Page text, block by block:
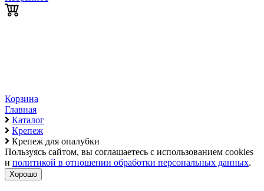
Корзина
Главная
Каталог
Крепеж
Крепеж для опалубки
Пользуясь сайтом, вы соглашаетесь с использованием cookies
и политикой в отношении обработки персональных данных.
Хорошо